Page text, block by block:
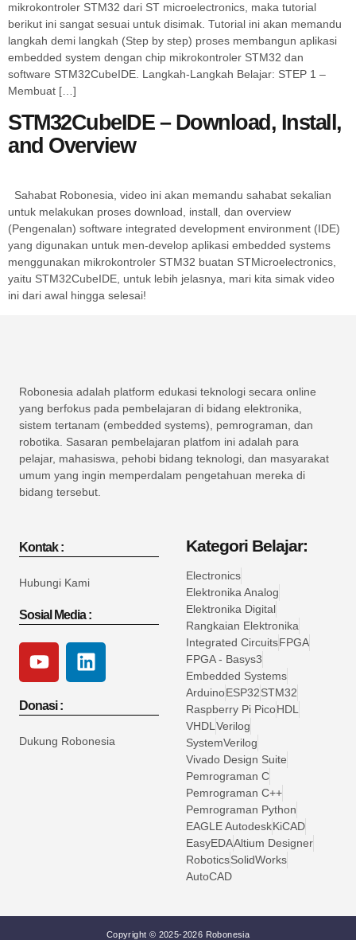
mikrokontroler STM32 dari ST microelectronics, maka tutorial
berikut ini sangat sesuai untuk disimak. Tutorial ini akan memandu
langkah demi langkah (Step by step) proses membangun aplikasi
embedded system dengan chip mikrokontroler STM32 dan
software STM32CubeIDE. Langkah-Langkah Belajar: STEP 1 –
Membuat […]
STM32CubeIDE – Download, Install,
and Overview
Sahabat Robonesia, video ini akan memandu sahabat sekalian
untuk melakukan proses download, install, dan overview
(Pengenalan) software integrated development environment (IDE)
yang digunakan untuk men-develop aplikasi embedded systems
menggunakan mikrokontroler STM32 buatan STMicroelectronics,
yaitu STM32CubeIDE, untuk lebih jelasnya, mari kita simak video
ini dari awal hingga selesai!
Robonesia adalah platform edukasi teknologi secara online
yang berfokus pada pembelajaran di bidang elektronika,
sistem tertanam (embedded systems), pemrograman, dan
robotika. Sasaran pembelajaran platfom ini adalah para
pelajar, mahasiswa, pehobi bidang teknologi, dan masyarakat
umum yang ingin memperdalam pengetahuan mereka di
bidang tersebut.
Kontak :
Hubungi Kami
Sosial Media :
Donasi :
Dukung Robonesia
Kategori Belajar:
Electronics
Elektronika Analog
Elektronika Digital
Rangkaian Elektronika
Integrated CircuitsFPGA
FPGA - Basys3
Embedded Systems
ArduinoESP32STM32
Raspberry Pi PicoHDL
VHDL Verilog
SystemVerilog
Vivado Design Suite
Pemrograman C
Pemrograman C++
Pemrograman Python
EAGLE AutodeskKiCAD
EasyEDAAltium Designer
RoboticsSolidWorks
AutoCAD
Copyright © 2025-2026 Robonesia